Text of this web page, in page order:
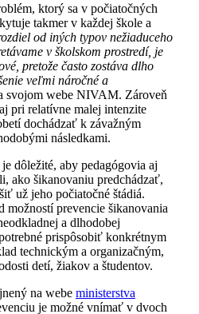
ktorý sa v počiatočných
takmer v každej škole a
od iných typov nežiaduceho
v školskom prostredí, je
pretože často zostáva dlho
veľmi náročné a
svojom webe NIVAM. Zároveň
pri relatívne malej intenzite
dochádzať k závažným
následkami.
dôležité, aby pedagógovia aj
ako šikanovaniu predchádzať,
už jeho počiatočné štádiá.
prevencie šikanovania
a dlhodobej
prispôsobiť konkrétnym
technickým a organizačným,
detí, žiakov a študentov.
na webe ministerstva
je možné vnímať v dvoch